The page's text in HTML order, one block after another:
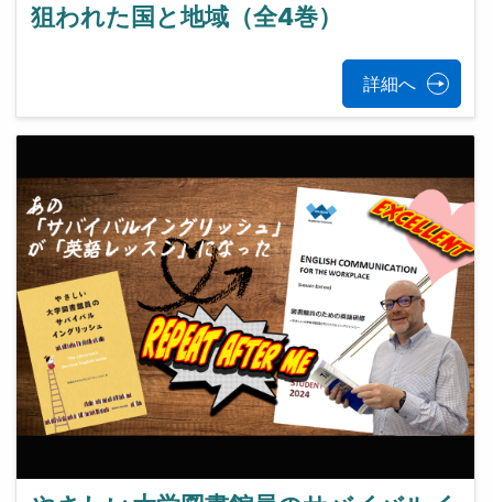
狙われた国と地域（全4巻）
詳細へ